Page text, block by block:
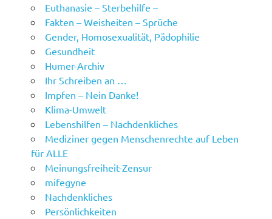
Euthanasie – Sterbehilfe –
Fakten – Weisheiten – Sprüche
Gender, Homosexualität, Pädophilie
Gesundheit
Humer-Archiv
Ihr Schreiben an …
Impfen – Nein Danke!
Klima-Umwelt
Lebenshilfen – Nachdenkliches
Mediziner gegen Menschenrechte auf Leben
für ALLE
Meinungsfreiheit-Zensur
mifegyne
Nachdenkliches
Persönlichkeiten